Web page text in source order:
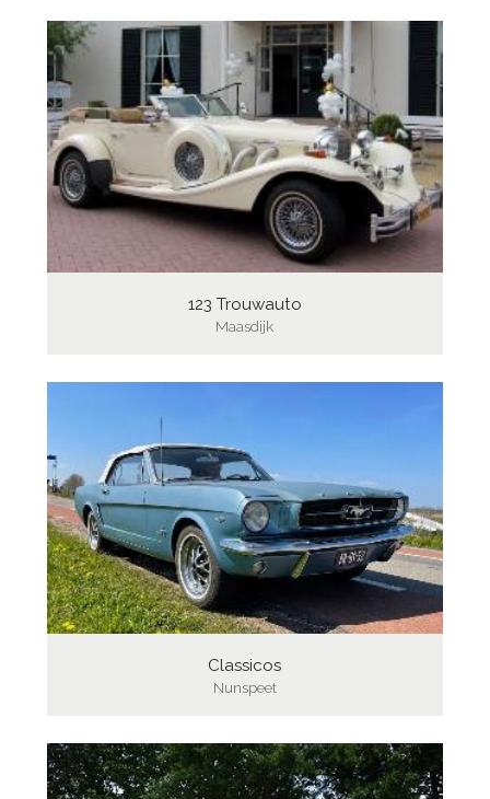
123 Trouwauto
Maasdijk
Classicos
Nunspeet